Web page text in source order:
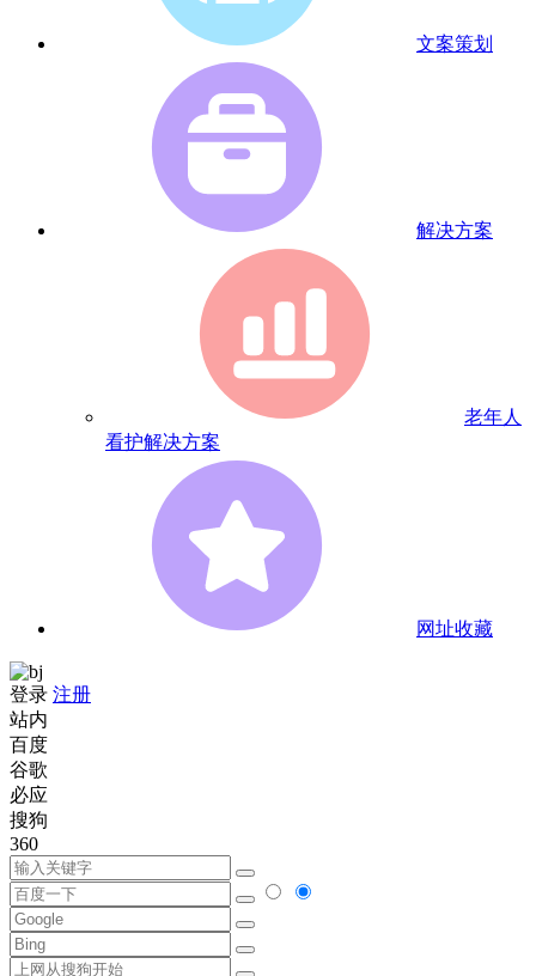
文案策划
解决方案
老年人
看护解决方案
网址收藏
登录 注册
站内
百度
谷歌
必应
搜狗
360